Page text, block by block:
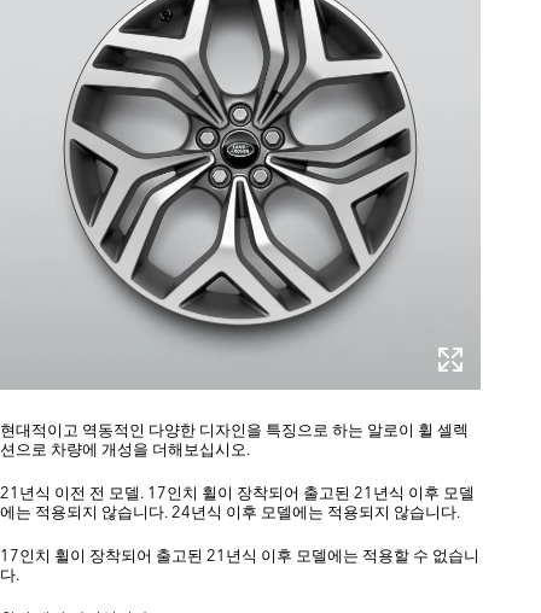
현대적이고 역동적인 다양한 디자인을 특징으로 하는 알로이 휠 셀렉
션으로 차량에 개성을 더해보십시오.
21년식 이전 전 모델. 17인치 휠이 장착되어 출고된 21년식 이후 모델
에는 적용되지 않습니다. 24년식 이후 모델에는 적용되지 않습니다.
17인치 휠이 장착되어 출고된 21년식 이후 모델에는 적용할 수 없습니
다.